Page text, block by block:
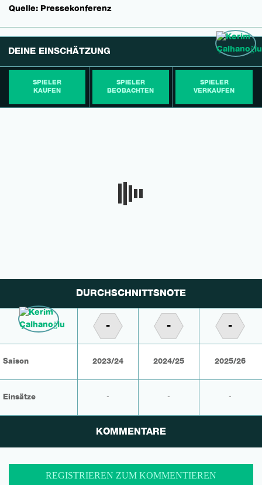
Quelle: Pressekonferenz
DEINE EINSCHÄTZUNG
SPIELER
KAUFEN
SPIELER
BEOBACHTEN
SPIELER
VERKAUFEN
DURCHSCHNITTSNOTE
- - -
Saison 2023/24 2024/25 2025/26
Einsätze - - -
KOMMENTARE
REGISTRIEREN ZUM KOMMENTIEREN